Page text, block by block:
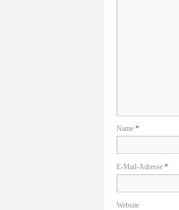
Name *
E-Mail-Adresse *
Website